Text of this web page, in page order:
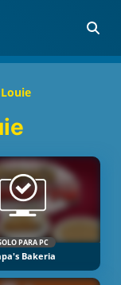
PARA PC
Bakeria